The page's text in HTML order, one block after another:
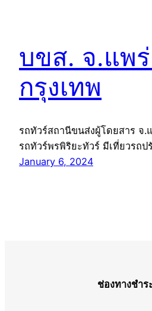
บขส. จ.แพ
กรุงเทพ
รถทัวร์สถานีขนส่งผู้โดยสาร จ.
รถทัวร์พรพิริยะทัวร์ มีเที่ยวรถป
January 6, 2024
ช่องทางชำร